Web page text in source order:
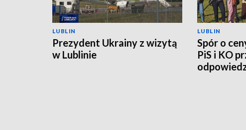
LUBLIN
Prezydent Ukrainy z wizytą
w Lublinie
LUBLIN
Spór o
PiS i KO